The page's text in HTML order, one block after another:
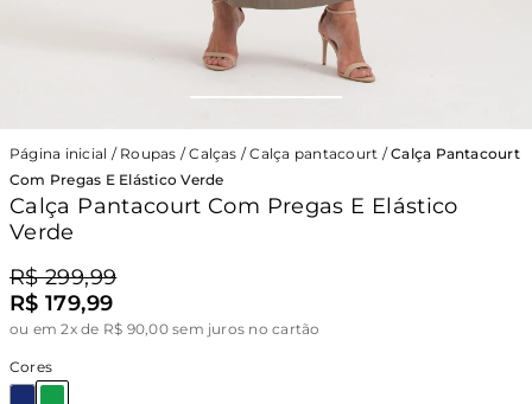
Página inicial / Roupas /Calças /Calça pantacourt /Calça Pantacourt
Com Pregas E Elástico Verde
Calça Pantacourt Com Pregas E Elástico
Verde
R$ 299,99
R$ 179,99
ou em 2x de R$ 90,00 sem juros no cartão
Cores